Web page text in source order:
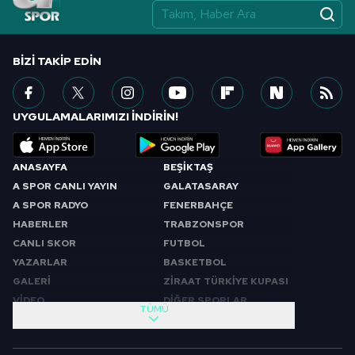
ANASAYFA
A SPOR CANLI YAYIN
A SPOR RADYO
HABERLER
CANLI SKOR
YAZARLAR
GALERİ
VİDEO
BEŞİKTAŞ
GALATASARAY
FENERBAHÇE
TRABZONSPOR
FUTBOL
BASKETBOL
ZİRAAT TÜRKİYE KUPASI
DİĞER SPORLAR
TÜMÜ
BIZI TAKIP EDIN
UYGULAMALARIMIZI İNDİRİN!